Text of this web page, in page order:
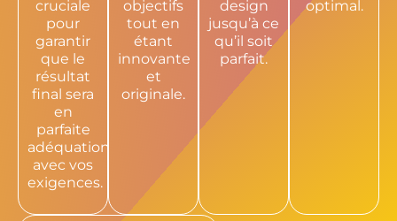
cruciale
pour
garantir
que le
résultat
final sera
en
parfaite
adéquation
avec vos
exigences.
objectifs
tout en
étant
innovante
et
originale.
design
jusqu’à ce
qu’il soit
parfait.
optimal.